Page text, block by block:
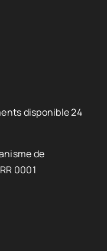
disponible 24
de
0001